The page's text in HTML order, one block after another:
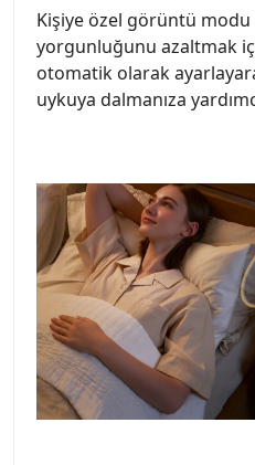
Kişiye özel görüntü
yorgunluğunu azaltmak
otomatik olarak
uykuya dalmanıza